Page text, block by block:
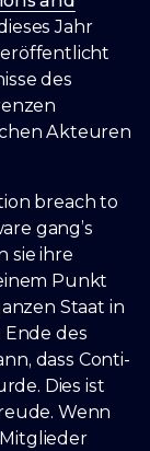
Jahr
des
Akteuren
breach to
gang’s
sie ihre
Punkt
Staat in
des
dass Conti-
Dies ist
Wenn